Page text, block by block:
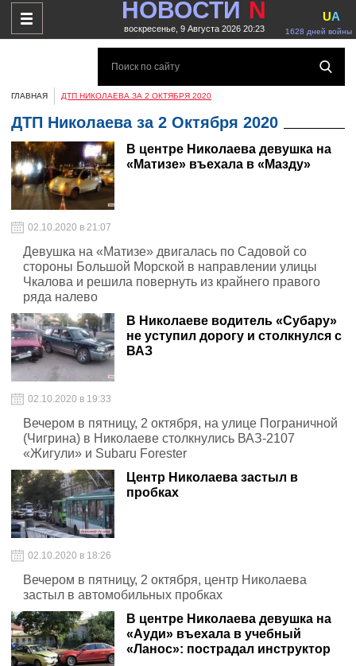
НОВОСТИ N
воскресенье, 9 Августа 2026 20:23 1628 дней войны
UA
ГЛАВНАЯ ДТП НИКОЛАЕВА ЗА 2 ОКТЯБРЯ 2020
ДТП Николаева за 2 Октября 2020
В центре Николаева девушка на
«Матизе» въехала в «Мазду»
02.10.2020 в 21:07
Девушка на «Матизе» двигалась по Садовой со
стороны Большой Морской в направлении улицы
Чкалова и решила повернуть из крайнего правого
ряда налево
В Николаеве водитель «Субару»
не уступил дорогу и столкнулся с
ВАЗ
02.10.2020 в 19:33
Вечером в пятницу, 2 октября, на улице Пограничной
(Чигрина) в Николаеве столкнулись ВАЗ-2107
«Жигули» и Subaru Forester
Центр Николаева застыл в
пробках
02.10.2020 в 18:26
Вечером в пятницу, 2 октября, центр Николаева
застыл в автомобильных пробках
В центре Николаева девушка на
«Ауди» въехала в учебный
«Ланос»: пострадал инструктор